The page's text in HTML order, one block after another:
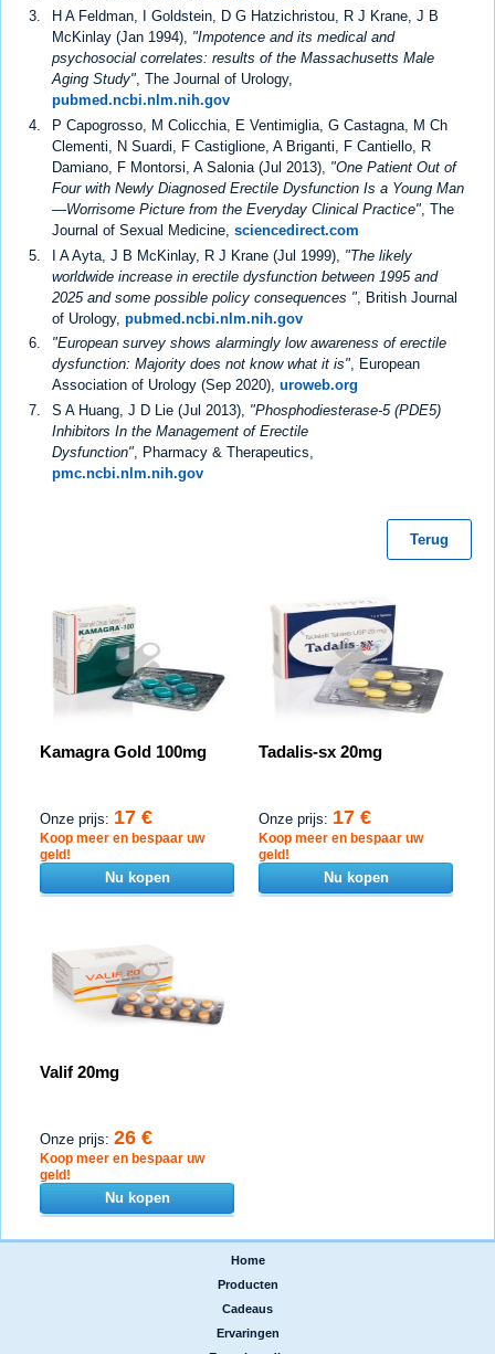
H A Feldman, I Goldstein, D G Hatzichristou, R J Krane, J B
McKinlay (Jan 1994), "Impotence and its medical and
psychosocial correlates: results of the Massachusetts Male
Aging Study" , The Journal of Urology,
pubmed.ncbi.nlm.nih.gov
P Capogrosso, M Colicchia, E Ventimiglia, G Castagna, M Ch
Clementi, N Suardi, F Castiglione, A Briganti, F Cantiello, R
Damiano, F Montorsi, A Salonia (Jul 2013), "One Patient Out of
Four with Newly Diagnosed Erectile Dysfunction Is a Young Man
—Worrisome Picture from the Everyday Clinical Practice" , The
Journal of Sexual Medicine, sciencedirect.com
I A Ayta, J B McKinlay, R J Krane (Jul 1999), "The likely
worldwide increase in erectile dysfunction between 1995 and
2025 and some possible policy consequences " , British Journal
of Urology, pubmed.ncbi.nlm.nih.gov
"European survey shows alarmingly low awareness of erectile
dysfunction: Majority does not know what it is", European
Association of Urology (Sep 2020), uroweb.org
S A Huang, J D Lie (Jul 2013), "Phosphodiesterase-5 (PDE5)
Inhibitors In the Management of Erectile
Dysfunction", Pharmacy & Therapeutics,
pmc.ncbi.nlm.nih.gov
Terug
Kamagra Gold 100mg
Onze prijs: 17 €
Koop meer en bespaar uw
geld!
Nu kopen
Tadalis-sx 20mg
Onze prijs: 17 €
Koop meer en bespaar uw
geld!
Nu kopen
Valif 20mg
Onze prijs: 26 €
Koop meer en bespaar uw
geld!
Nu kopen
Home
Producten
Cadeaus
Ervaringen